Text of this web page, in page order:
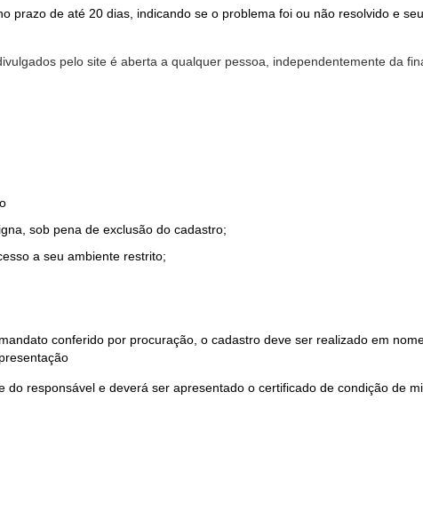
prazo de até 20 dias, indicando se o problema foi ou não resolvido e
pelo site é aberta a qualquer pessoa, independentemente da
sob pena de exclusão do cadastro;
a seu ambiente restrito;
conferido por procuração, o cadastro deve ser realizado em
responsável e deverá ser apresentado o certificado de condição de